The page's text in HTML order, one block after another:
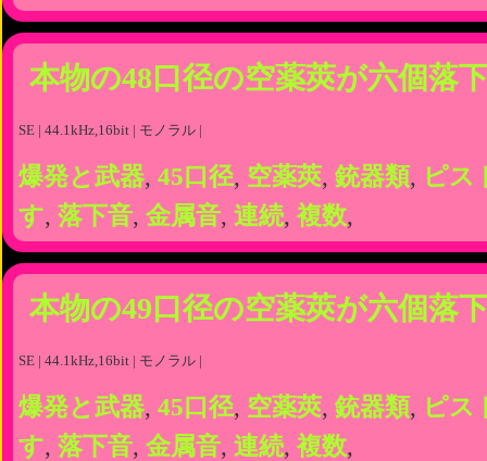
本物の48口径の空薬莢が六個落
SE | 44.1kHz,16bit | モノラル |
爆発と武器, 45口径, 空薬莢, 銃器類, ピス
す, 落下音, 金属音, 連続, 複数,
本物の49口径の空薬莢が六個落
SE | 44.1kHz,16bit | モノラル |
爆発と武器, 45口径, 空薬莢, 銃器類, ピス
す, 落下音, 金属音, 連続, 複数,